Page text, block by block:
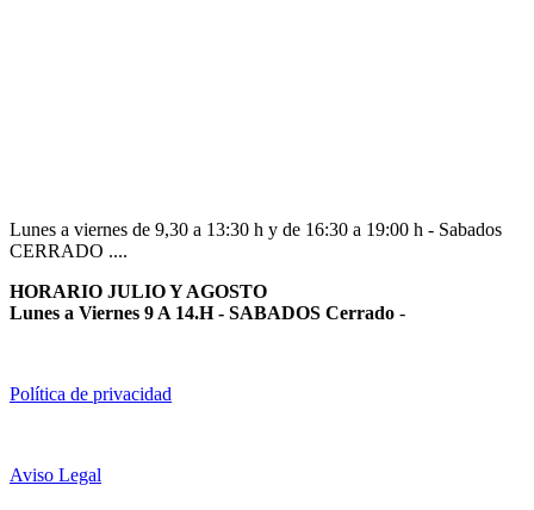
Lunes a viernes de 9,30 a 13:30 h y de 16:30 a 19:00 h - Sabados
CERRADO ....
HORARIO JULIO Y AGOSTO
Lunes a Viernes 9 A 14.H - SABADOS Cerrado -
Política de privacidad
Aviso Legal